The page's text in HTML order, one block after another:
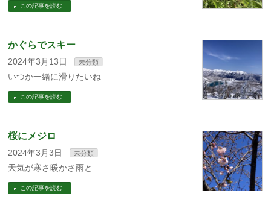
この記事を読む
かぐらでスキー
2024年3月13日 未分類
いつか一緒に滑りたいね
この記事を読む
桜にメジロ
2024年3月3日 未分類
天気が寒さ暖かさ雨と
この記事を読む